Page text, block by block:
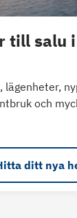
till salu
lägenheter,
och
ditt nya